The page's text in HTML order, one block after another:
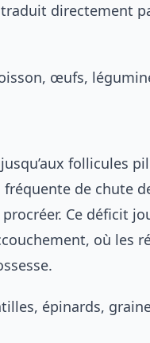
directement
œufs,
follicules
de chute
Ce déficit
, où les
épinards,